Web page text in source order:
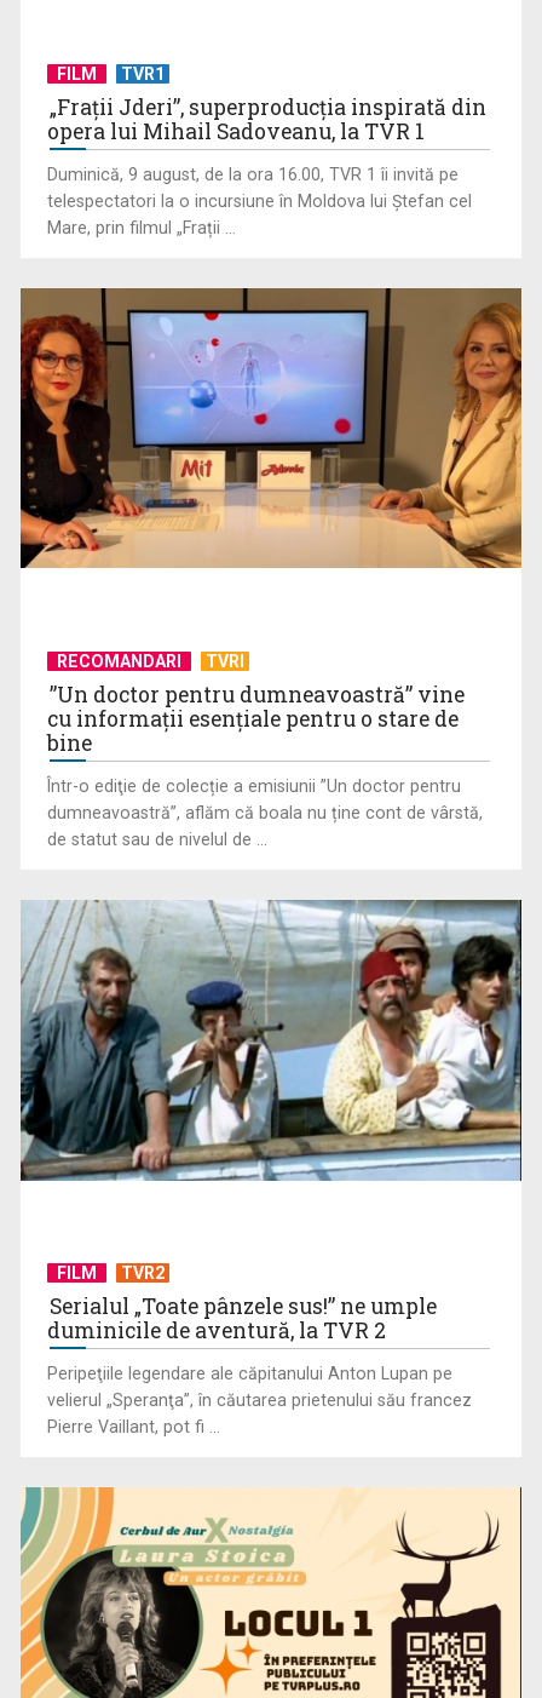
nouă ediție ...
„România are uraniu, dar închide mine” – o poveste despre
oameni, resurse și ...
„Revoluția americană”, un documentar-eveniment în
premieră la TVR INFO, de ...
Bacalaureat 2026: Examenul continuă cu proba obligatorie a
profilului
sistemul sanitar
ROXANA ZAMFIRESCU
FILM TVR1
„Frații Jderi”, superproducția inspirată din
opera lui Mihail Sadoveanu, la TVR 1
Duminică, 9 august, de la ora 16.00, TVR 1 îi invită pe
telespectatori la o incursiune în Moldova lui Ștefan cel
Mare, prin filmul „Frații ...
RECOMANDARI TVRI
”Un doctor pentru dumneavoastră” vine
cu informații esențiale pentru o stare de
bine
Într-o ediţie de colecție a emisiunii ”Un doctor pentru
dumneavoastră”, aflăm că boala nu ține cont de vârstă,
de statut sau de nivelul de ...
FILM TVR2
Serialul „Toate pânzele sus!” ne umple
duminicile de aventură, la TVR 2
Peripeţiile legendare ale căpitanului Anton Lupan pe
velierul „Speranţa”, în căutarea prietenului său francez
Pierre Vaillant, pot fi ...